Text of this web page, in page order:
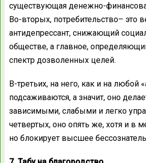
существующая денежно-
Во-вторых, потребительство– это
антидепрессант, снижающий
обществе, а главное,
спектр дозволенных целей.
В-третьих, на него, как и на любой
подсаживаются, а значит, оно
зависимыми, слабыми и легко
четвертых, оно опять же, хотя и в
но блокирует высшее